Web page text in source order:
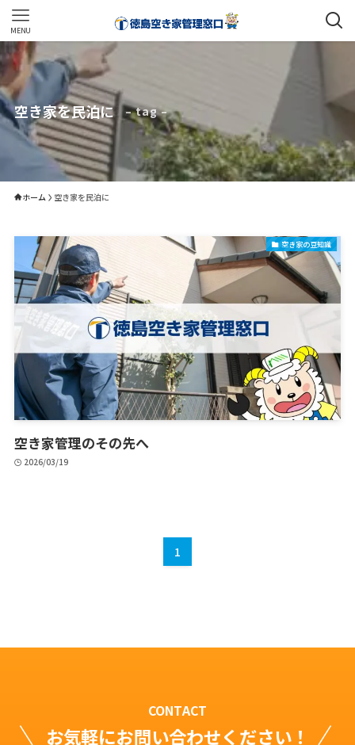
MENU
空き家を民泊に – tag –
ホーム 空き家を民泊に
空き家の豆知識
空き家管理のその先へ
2026/03/19
1
CONTACT
お気軽にお問い合わせください！